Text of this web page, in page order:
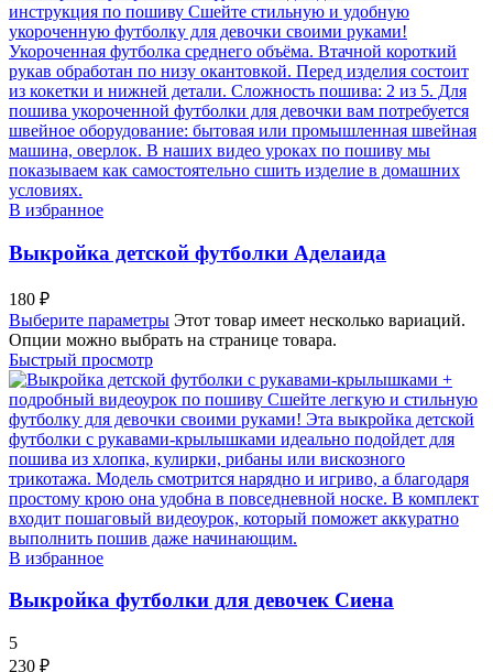
В избранное
Выкройка детской футболки Аделаида
180 ₽
Выберите параметры Этот товар имеет несколько вариаций.
Опции можно выбрать на странице товара.
Быстрый просмотр
В избранное
Выкройка футболки для девочек Сиена
5
230 ₽